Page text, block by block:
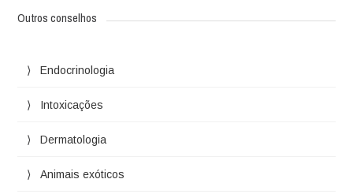
Outros conselhos
Endocrinologia
Intoxicações
Dermatologia
Animais exóticos